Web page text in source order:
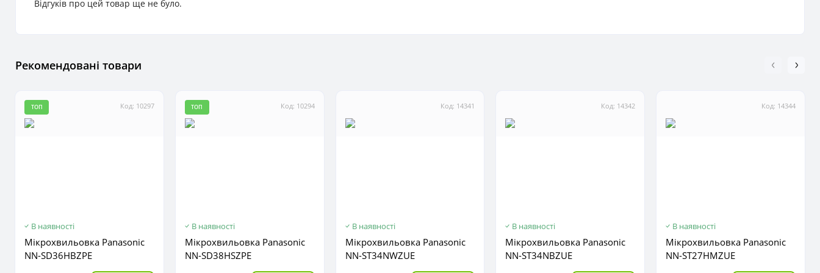
Відгуків про цей товар ще не було.
Рекомендовані товари
Код: 10297
ТОП
В наявності
Мікрохвильовка Panasonic
NN-SD36HBZPE
Код: 10294
ТОП
В наявності
Мікрохвильовка Panasonic
NN-SD38HSZPE
Код: 14341
В наявності
Мікрохвильовка Panasonic
NN-ST34NWZUE
Код: 14342
В наявності
Мікрохвильовка Panasonic
NN-ST34NBZUE
Код: 14344
В наявності
Мікрохвильовка Panasonic
NN-ST27HMZUE